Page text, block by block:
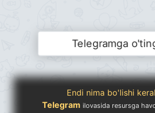
Telegramga
Endi nima bo'lishi
Telegram ilovasida resursga